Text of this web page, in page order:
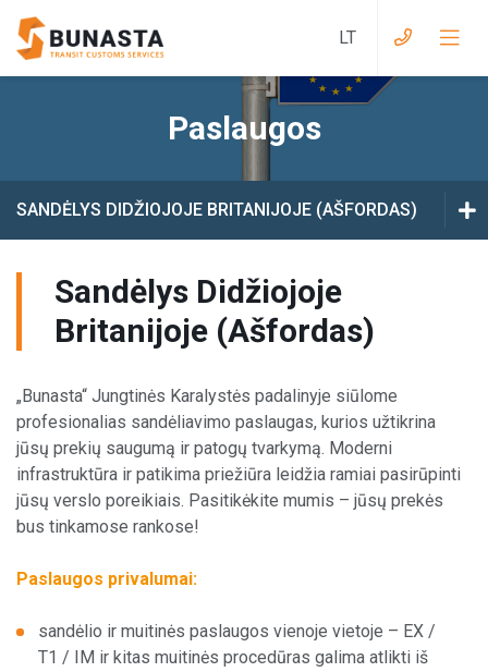
Krovinių dokumentai į Didžiąją Britaniją
Krovinių dokumentai iš Didžiosios Britanijos į
Sąjungą
Krovinių dokumentai iš Eurazijos Muitų
Krovinių dokumentai į Ukrainą
Krovinių dokumentai iš Ukrainos į ES
Sandėliavimo paslaugos
Paslaugos
SANDĖLYS DIDŽIOJOJE BRITANIJOJE (AŠFORDAS)
SANDĖLYS LENKIJOJE (TURŽINAS)
Sandėlys Didžiojoje
Britanijoje (Ašfordas)
„Bunasta“ Jungtinės Karalystės padalinyje siūlome
profesionalias sandėliavimo paslaugas, kurios užtikrina
jūsų prekių saugumą ir patogų tvarkymą. Moderni
infrastruktūra ir patikima priežiūra leidžia ramiai pasirūpinti
jūsų verslo poreikiais. Pasitikėkite mumis – jūsų prekės
bus tinkamose rankose!
Paslaugos privalumai:
sandėlio ir muitinės paslaugos vienoje vietoje – EX /
T1 / IM ir kitas muitinės procedūras galima atlikti iš